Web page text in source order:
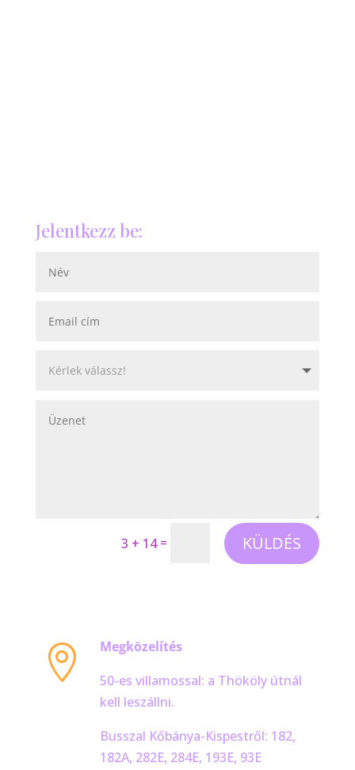
Jelentkezz be:
3 + 14= KÜLDÉS

Megközelítés
50-es villamossal: a Thököly útnál
kell leszállni.
Busszal Kőbánya-Kispestről: 182,
182A, 282E, 284E, 193E, 93E